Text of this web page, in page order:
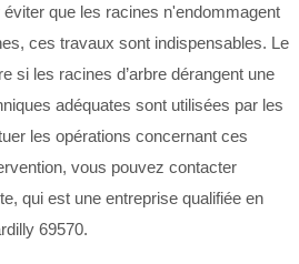
que les racines n'endommagent
ces travaux sont indispensables. Le
si les racines d’arbre dérangent une
adéquates sont utilisées par les
les opérations concernant ces
vous pouvez contacter
qui est une entreprise qualifiée en
69570.